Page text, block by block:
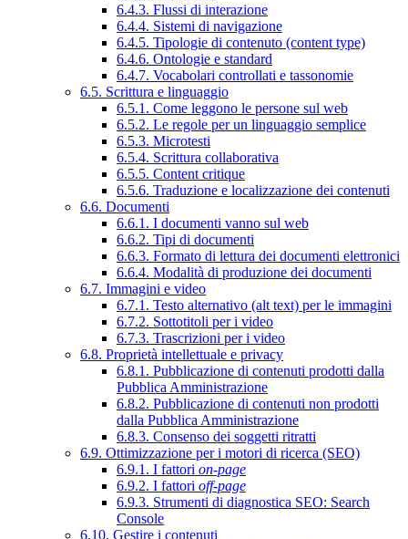
6.4.3. Flussi di interazione
6.4.4. Sistemi di navigazione
6.4.5. Tipologie di contenuto (content type)
6.4.6. Ontologie e standard
6.4.7. Vocabolari controllati e tassonomie
6.5. Scrittura e linguaggio
6.5.1. Come leggono le persone sul web
6.5.2. Le regole per un linguaggio semplice
6.5.3. Microtesti
6.5.4. Scrittura collaborativa
6.5.5. Content critique
6.5.6. Traduzione e localizzazione dei contenuti
6.6. Documenti
6.6.1. I documenti vanno sul web
6.6.2. Tipi di documenti
6.6.3. Formato di lettura dei documenti elettronici
6.6.4. Modalità di produzione dei documenti
6.7. Immagini e video
6.7.1. Testo alternativo (alt text) per le immagini
6.7.2. Sottotitoli per i video
6.7.3. Trascrizioni per i video
6.8. Proprietà intellettuale e privacy
6.8.1. Pubblicazione di contenuti prodotti dalla
Pubblica Amministrazione
6.8.2. Pubblicazione di contenuti non prodotti
dalla Pubblica Amministrazione
6.8.3. Consenso dei soggetti ritratti
6.9. Ottimizzazione per i motori di ricerca (SEO)
6.9.1. I fattori on-page
6.9.2. I fattori off-page
6.9.3. Strumenti di diagnostica SEO: Search
Console
6.10. Gestire i contenuti